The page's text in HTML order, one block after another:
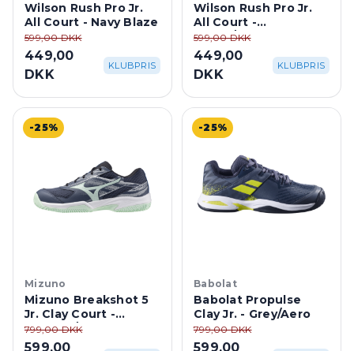
Wilson Rush Pro Jr.
All Court - Navy Blaze
599,00 DKK
449,00
DKK
KLUBPRIS
Wilson Rush Pro Jr.
All Court -
White/Mauveglow
599,00 DKK
449,00
DKK
KLUBPRIS
-25%
Mizuno
Mizuno Breakshot 5
Jr. Clay Court -
Vintage/Neo Mint
799,00 DKK
599,00
-25%
Babolat
Babolat Propulse
Clay Jr. - Grey/Aero
799,00 DKK
599,00